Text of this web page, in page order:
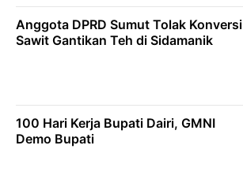
Anggota DPRD Sumut Tolak Konversi
Sawit Gantikan Teh di Sidamanik
100 Hari Kerja Bupati Dairi, GMNI
Demo Bupati